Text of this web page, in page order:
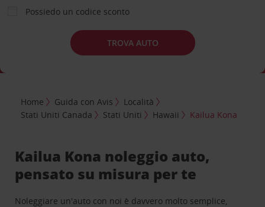
Possiedo un codice sconto
TROVA AUTO
Home Guida con Avis
Località
Stati Uniti Canada
Stati Uniti Hawaii Kailua Kona
Kailua Kona noleggio auto,
pensato su misura per te
Noleggiare un'auto con noi è davvero molto semplice,